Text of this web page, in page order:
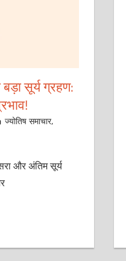
सूर्य ग्रहण:
ज्योतिष समाचार,
और अंतिम सूर्य